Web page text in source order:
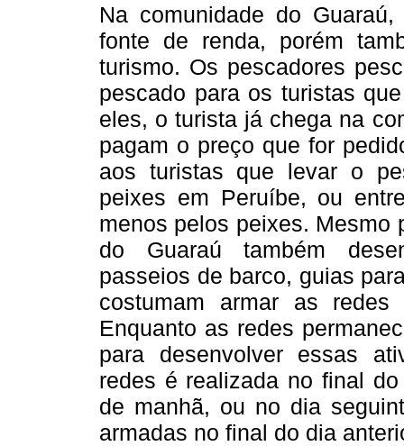
Na comunidade do
fonte de renda, porém
turismo. Os pescadores
pescado para os turistas
eles, o turista já chega na
pagam o preço que for
aos turistas que levar o
peixes em Peruíbe, ou
menos pelos peixes. Mesmo
do Guaraú também
passeios de barco, guias
costumam armar as
Enquanto as redes
para desenvolver essas
redes é realizada no final
de manhã, ou no dia
armadas no final do dia